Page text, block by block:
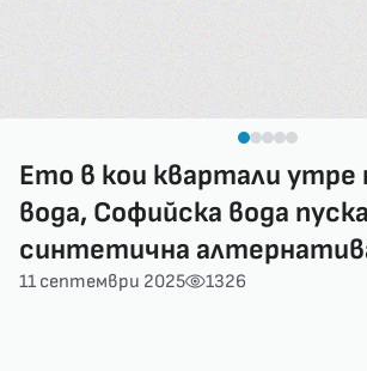
Ето в кои квартали утре
вода, Софийска вода пуска
синтетична
11 септември 2025 1326